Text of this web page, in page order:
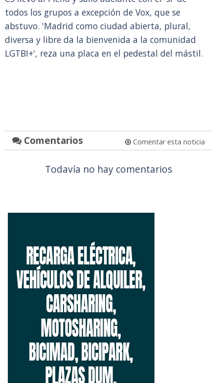
todos los grupos a excepción de Vox, que se
abstuvo. 'Madrid como ciudad abierta, plural,
diversa y libre da la bienvenida a la comunidad
LGTBI+', reza una placa en el pedestal del mástil.
Comentarios Comentar esta noticia
Todavía no hay comentarios